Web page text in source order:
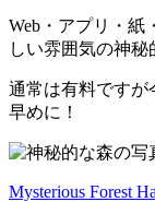
Web・アプリ・紙
しい雰囲気の神秘
通常は有料ですが
早めに！
Mysterious Forest